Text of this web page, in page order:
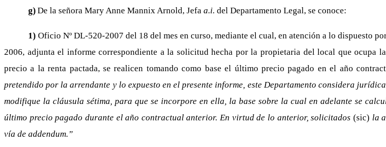
g) De la señora Mary Anne Mannix Arnold, Jefa a.i. del Departamento Legal, se conoce:
1) Oficio Nº DL-520-2007 del 18 del mes en curso, mediante el cual, en atención a lo dispuesto
2006, adjunta el informe correspondiente a la solicitud hecha por la propietaria del local que ocupa
precio a la renta pactada, se realicen tomando como base el último precio pagado en el año
pretendido por la arrendante y lo expuesto en el presente informe, este Departamento considera
modifique la cláusula sétima, para que se incorpore en ella, la base sobre la cual en adelante se
último precio pagado durante el año contractual anterior. En virtud de lo anterior, solicitados (sic) la
vía de addendum.”